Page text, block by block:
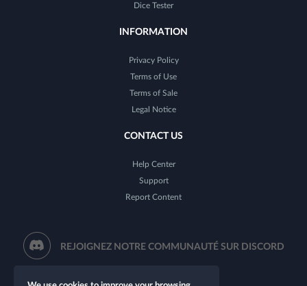
Dice Tester
INFORMATION
Privacy Policy
Terms of Use
Terms of Sale
Legal Notice
CONTACT US
Help Center
Support
Report Content
REJOIGNEZ NOTRE COMMUNAUTÉ SUR DISCORD